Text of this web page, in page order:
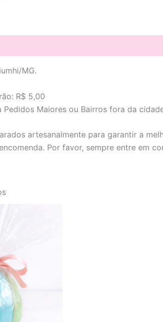
MG.
R$ 5,00
Pedidos Maiores ou Bairros fora da
artesanalmente para garantir a
Por favor, sempre entre em